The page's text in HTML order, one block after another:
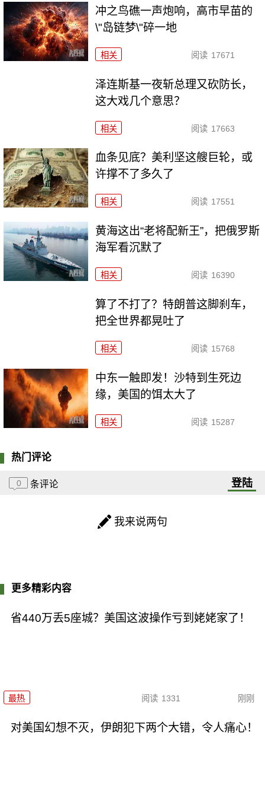
冲之鸟礁一声炮响，高市早苗的
\"岛链梦\"碎一地
相关 阅读 17671
泽连斯基一夜斩总理又砍防长，
这大戏几个意思？
相关 阅读 17663
血条见底？美利坚这艘巨轮，或
许撑不了多久了
相关 阅读 17551
黄海这出“老将配新王”，把俄罗斯
海军看沉默了
相关 阅读 16390
算了不打了？特朗普这脚刹车，
把全世界都晃吐了
相关 阅读 15768
中东一触即发！沙特到生死边
缘，美国的饵太大了
相关 阅读 15287
热门评论
0 条评论 登陆
我来说两句
更多精彩内容
省440万丢5座城？美国这波操作亏到姥姥家了！
最热 阅读 1331 刚刚
对美国幻想不灭，伊朗犯下两个大错，令人痛心！